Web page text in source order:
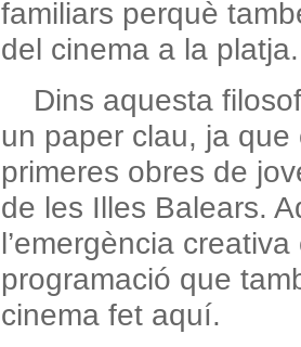
familiars perquè
del cinema a la platja.
Dins aquesta
un paper clau, ja
primeres obres de
de les Illes Balears.
l’emergència
programació que
cinema fet aquí.